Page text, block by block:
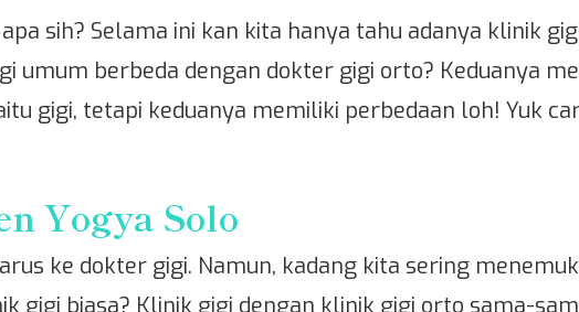
sih? Selama ini kan kita hanya tahu adanya klinik
umum berbeda dengan dokter gigi orto? Keduanya
gigi, tetapi keduanya memiliki perbedaan loh! Yuk
Yogya Solo
ke dokter gigi. Namun, kadang kita sering